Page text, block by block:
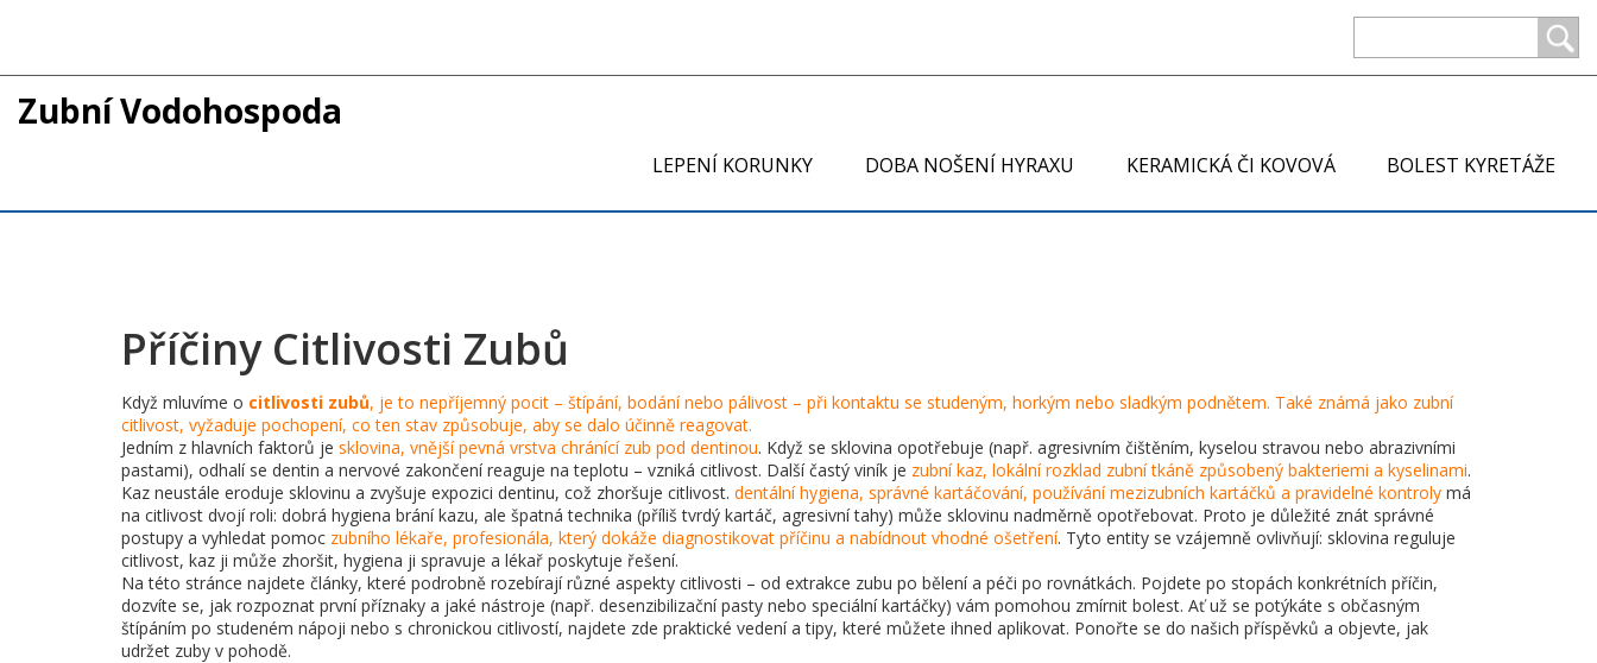
Zubní Vodohospoda
LEPENÍ KORUNKY DOBA NOŠENÍ HYRAXU KERAMICKÁ ČI KOVOVÁ BOLEST KYRETÁŽE
Příčiny Citlivosti Zubů
Když mluvíme o citlivosti zubů, je to nepříjemný pocit – štípání, bodání nebo pálivost – při kontaktu se studeným, horkým nebo sladkým podnětem. Také známá jako zubní
citlivost, vyžaduje pochopení, co ten stav způsobuje, aby se dalo účinně reagovat.
Jedním z hlavních faktorů je sklovina, vnější pevná vrstva chránící zub pod dentinou. Když se sklovina opotřebuje (např. agresivním čištěním, kyselou stravou nebo abrazivními
pastami), odhalí se dentin a nervové zakončení reaguje na teplotu – vzniká citlivost. Další častý viník je zubní kaz, lokální rozklad zubní tkáně způsobený bakteriemi a kyselinami.
Kaz neustále eroduje sklovinu a zvyšuje expozici dentinu, což zhoršuje citlivost. dentální hygiena, správné kartáčování, používání mezizubních kartáčků a pravidelné kontroly má
na citlivost dvojí roli: dobrá hygiena brání kazu, ale špatná technika (příliš tvrdý kartáč, agresivní tahy) může sklovinu nadměrně opotřebovat. Proto je důležité znát správné
postupy a vyhledat pomoc zubního lékaře, profesionála, který dokáže diagnostikovat příčinu a nabídnout vhodné ošetření. Tyto entity se vzájemně ovlivňují: sklovina reguluje
citlivost, kaz ji může zhoršit, hygiena ji spravuje a lékař poskytuje řešení.
Na této stránce najdete články, které podrobně rozebírají různé aspekty citlivosti – od extrakce zubu po bělení a péči po rovnátkách. Pojdete po stopách konkrétních příčin,
dozvíte se, jak rozpoznat první příznaky a jaké nástroje (např. desenzibilizační pasty nebo speciální kartáčky) vám pomohou zmírnit bolest. Ať už se potýkáte s občasným
štípáním po studeném nápoji nebo s chronickou citlivostí, najdete zde praktické vedení a tipy, které můžete ihned aplikovat. Ponořte se do našich příspěvků a objevte, jak
udržet zuby v pohodě.